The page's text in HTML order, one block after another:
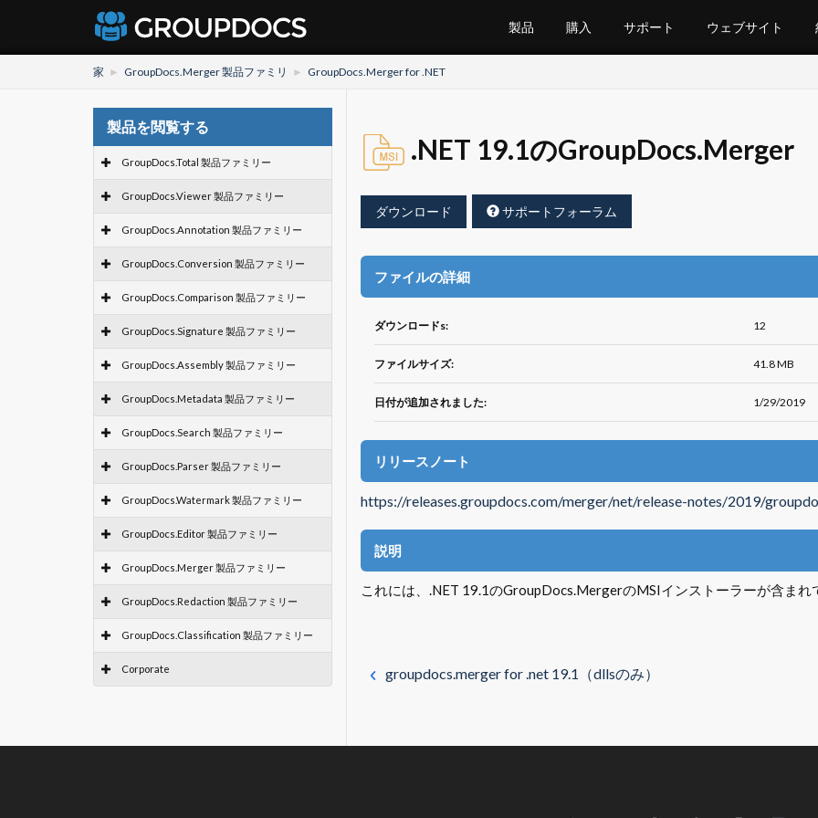
製品 購入 サポート ウェブサイト
家 GroupDocs.Merger 製品ファミリ GroupDocs.Merger for .NET
製品を閲覧する
GroupDocs.Total 製品ファミリー
GroupDocs.Viewer 製品ファミリー
GroupDocs.Annotation 製品ファミリー
GroupDocs.Conversion 製品ファミリー
GroupDocs.Comparison 製品ファミリー
GroupDocs.Signature 製品ファミリー
GroupDocs.Assembly 製品ファミリー
GroupDocs.Metadata 製品ファミリー
GroupDocs.Search 製品ファミリー
GroupDocs.Parser 製品ファミリー
GroupDocs.Watermark 製品ファミリー
GroupDocs.Editor 製品ファミリー
GroupDocs.Merger 製品ファミリー
GroupDocs.Redaction 製品ファミリー
GroupDocs.Classification 製品ファミリー
Corporate
.NET 19.1のGroupDocs.Merger
ダウンロード サポートフォーラム
ファイルの詳細
ダウンロードs: 12
ファイルサイズ: 41.8 MB
日付が追加されました: 1/29/2019
リリースノート
https://releases.groupdocs.com/merger/net/release-notes/2019/
説明
これには、.NET 19.1のGroupDocs.MergerのMSIインストーラーが含まれ
groupdocs.merger for .net 19.1（dllsのみ）